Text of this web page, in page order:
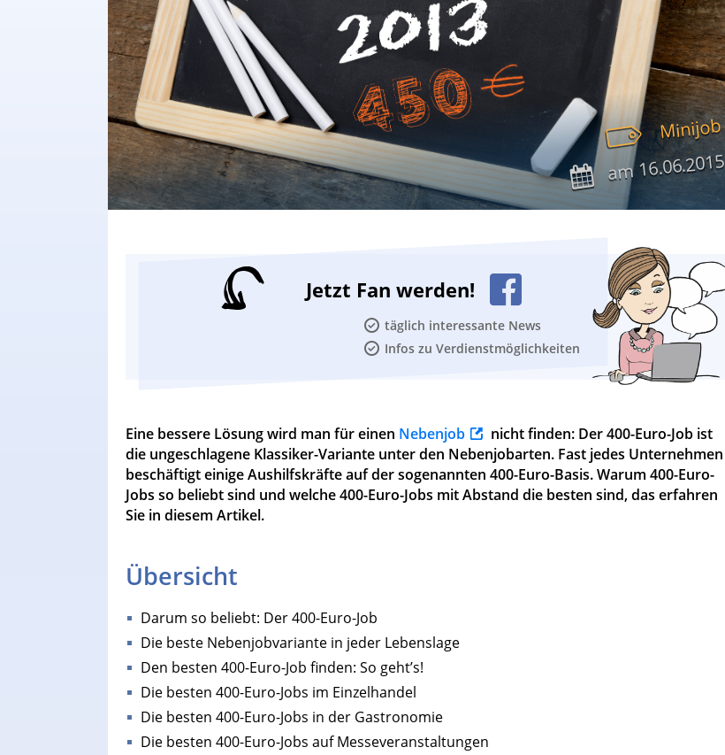
Minijob
am16.06.2015
Jetzt Fan werden!
täglich interessante News
Infos zu Verdienstmöglichkeiten
Eine bessere Lösung wird man für einen Nebenjob
nicht finden: Der 400-Euro-Job ist
die ungeschlagene Klassiker-Variante unter den Nebenjobarten. Fast jedes Unternehmen
beschäftigt einige Aushilfskräfte auf der sogenannten 400-Euro-Basis. Warum 400-Euro-
Jobs so beliebt sind und welche 400-Euro-Jobs mit Abstand die besten sind, das erfahren
Sie in diesem Artikel.
Übersicht
Darum so beliebt: Der 400-Euro-Job
Die beste Nebenjobvariante in jeder Lebenslage
Den besten 400-Euro-Job finden: So geht’s!
Die besten 400-Euro-Jobs im Einzelhandel
Die besten 400-Euro-Jobs in der Gastronomie
Die besten 400-Euro-Jobs auf Messeveranstaltungen